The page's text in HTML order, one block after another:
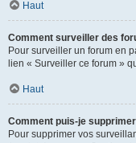
Haut
Comment surveiller des
Pour surveiller un forum en
lien « Surveiller ce forum »
Haut
Comment puis-je
Pour supprimer vos